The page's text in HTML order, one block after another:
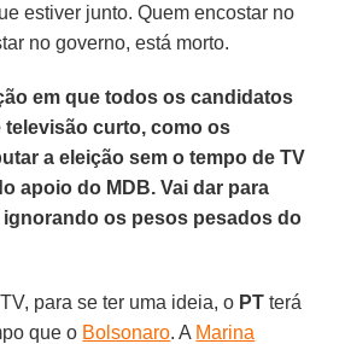
estiver junto. Quem encostar no
no governo, está morto.
em que todos os candidatos
televisão curto, como os
a eleição sem o tempo de TV
apoio do MDB. Vai dar para
ignorando os pesos pesados do
para se ter uma ideia, o PT terá
que o Bolsonaro. A Marina